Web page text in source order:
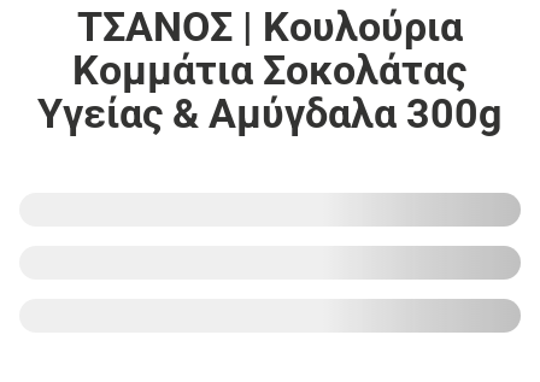
ΤΣΑΝΟΣ | Κουλούρια
Κομμάτια Σοκολάτας
Υγείας & Αμύγδαλα 300g